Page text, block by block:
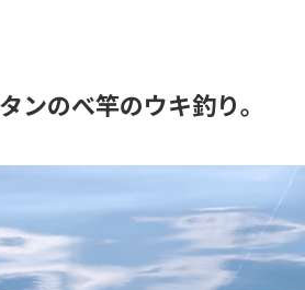
ンのべ竿のウキ釣り。